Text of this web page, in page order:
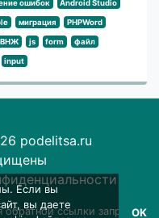
ошибок Android Studio
миграция PHPWord
ВНЖ js form файл
input
podelitsa.ru
обратной ссылки запрещено
Если вы
вы даете
OK